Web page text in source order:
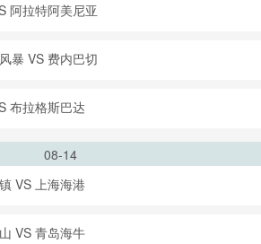
阿拉特阿美尼亚
暴 VS 费内巴切
布拉格斯巴达
08-14
VS 上海海港
VS 青岛海牛